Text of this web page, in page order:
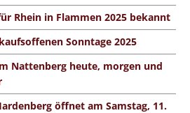
Rhein in Flammen 2025 bekannt
Sonntage 2025
Nattenberg heute, morgen und
öffnet am Samstag, 11.